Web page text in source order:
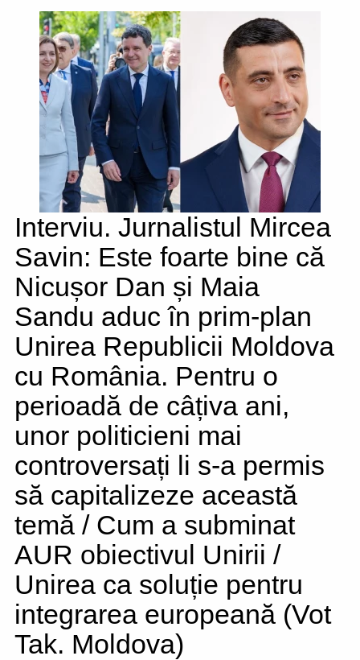
Interviu. Jurnalistul Mircea
Savin: Este foarte bine că
Nicușor Dan și Maia
Sandu aduc în prim-plan
Unirea Republicii Moldova
cu România. Pentru o
perioadă de câțiva ani,
unor politicieni mai
controversați li s-a permis
să capitalizeze această
temă / Cum a subminat
AUR obiectivul Unirii /
Unirea ca soluție pentru
integrarea europeană (Vot
Tak. Moldova)